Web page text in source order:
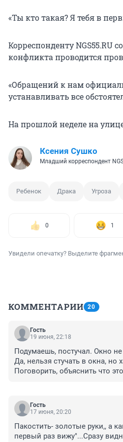
«Ты кто такая? Я тебя в
Корреспонденту NGS55.RU
конфликта проводится
«Обращений к нам
устанавливать все
На прошлой неделе на
Ксения Сушко
Младший корреспондент
Ребенок Драка Угроза
0 1
Увидели опечатку? Выделите
КОММЕНТАРИИ 20
Гость
19 июня, 22:18
Подумаешь, постучал. Окно
Да, нельзя стучать в окна, но
Поговорить, объяснить что
Гость
17 июня, 20:20
Пакостить- золотые руки,, а
первый раз вижу"...Сразу